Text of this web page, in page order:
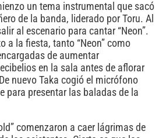
un tema instrumental que sacó
de la banda, liderado por Toru. Al
al escenario para cantar “Neon”.
a la fiesta, tanto “Neon” como
de aumentar
en la sala antes de aflorar
nuevo Taka cogió el micrófono
para presentar las baladas de la
comenzaron a caer lágrimas de